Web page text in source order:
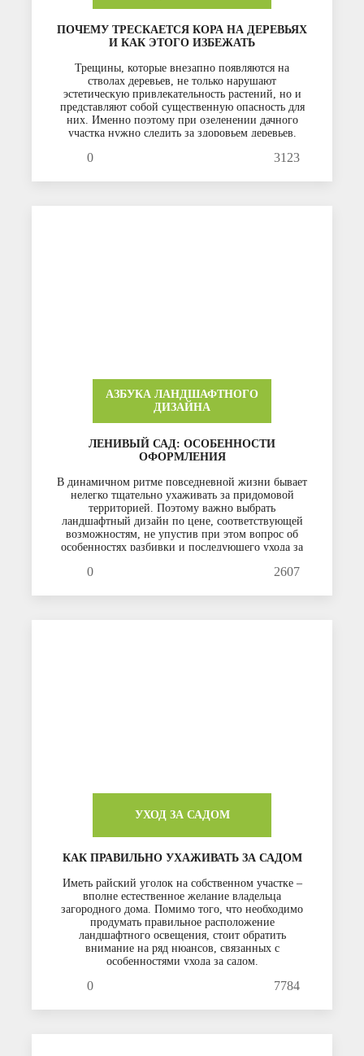
ПОЧЕМУ ТРЕСКАЕТСЯ КОРА НА ДЕРЕВЬЯХ
И КАК ЭТОГО ИЗБЕЖАТЬ
Трещины, которые внезапно появляются на
стволах деревьев, не только нарушают
эстетическую привлекательность растений, но и
представляют собой существенную опасность для
них. Именно поэтому при озеленении дачного
участка нужно следить за здоровьем деревьев.
0 3123
АЗБУКА ЛАНДШАФТНОГО
ДИЗАЙНА
ЛЕНИВЫЙ САД: ОСОБЕННОСТИ
ОФОРМЛЕНИЯ
B динамичном ритме повседневной жизни бывает
нелегко тщательно ухаживать за придомовой
территорией. Поэтому важно выбрать
ландшафтный дизайн по цене, соответствующей
возможностям, не упустив при этом вопрос об
особенностях разбивки и последующего ухода за
позволяющих содержать усадьбу в порядке, не
0 2607
УХОД ЗА САДОМ
КАК ПРАВИЛЬНО УХАЖИВАТЬ ЗА САДОМ
Иметь райский уголок на собственном участке –
вполне естественное желание владельца
загородного дома. Помимо того, что необходимо
продумать правильное расположение
ландшафтного освещения, стоит обратить
внимание на ряд нюансов, связанных с
особенностями ухода за садом.
0 7784